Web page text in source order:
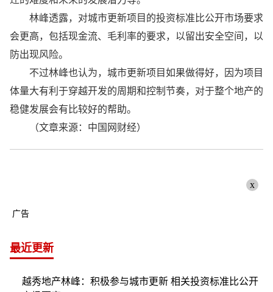
林峰透露，对城市更新项目的投资标准比公开市场要求
会更高，包括现金流、毛利率的要求，以留出安全空间，以
防出现风险。
不过林峰也认为，城市更新项目如果做得好，因为项目
体量大有利于穿越开发的周期和控制节奏，对于整个地产的
稳健发展会有比较好的帮助。
（文章来源：中国网财经）
x
广告
最近更新
越秀地产林峰：积极参与城市更新 相关投资标准比公开